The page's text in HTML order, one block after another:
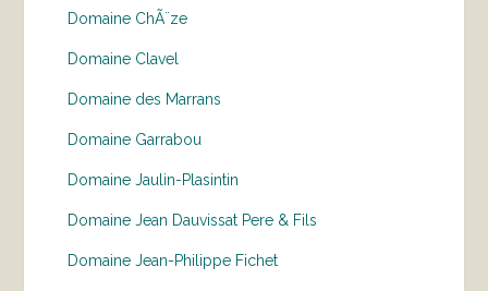
Domaine ChÃ¨ze
Domaine Clavel
Domaine des Marrans
Domaine Garrabou
Domaine Jaulin-Plasintin
Domaine Jean Dauvissat Pere & Fils
Domaine Jean-Philippe Fichet